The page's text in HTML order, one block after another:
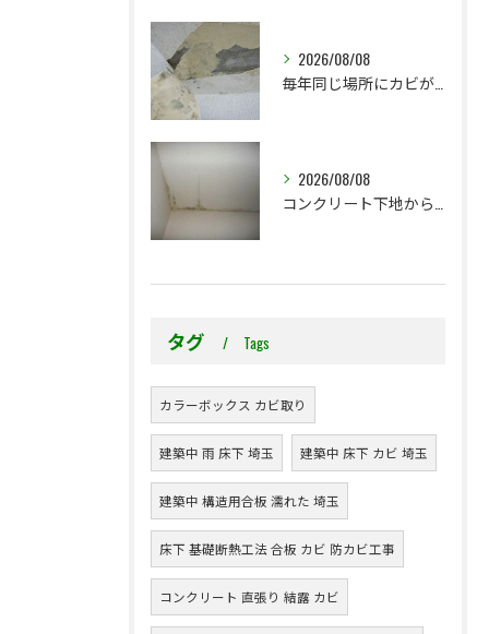
2026/08/08
2026/08/08
タグ Tags
カラーボックス カビ取り
建築中 雨 床下 埼玉 建築中 床下 カビ 埼玉
建築中 構造用合板 濡れた 埼玉
床下 基礎断熱工法 合板 カビ 防カビ工事
コンクリート 直張り 結露 カビ